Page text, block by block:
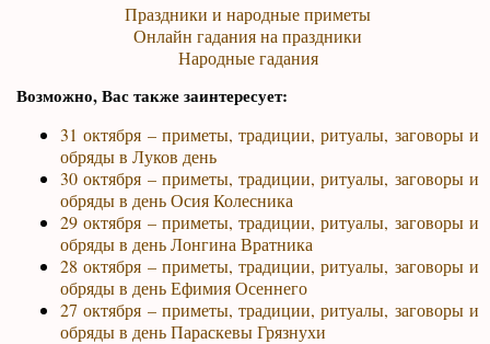
Праздники и народные приметы
Онлайн гадания на праздники
Народные гадания
Возможно, Вас также заинтересует:
31 октября – приметы, традиции, ритуалы, заговоры и
обряды в Луков день
30 октября – приметы, традиции, ритуалы, заговоры и
обряды в день Осия Колесника
29 октября – приметы, традиции, ритуалы, заговоры и
обряды в день Лонгина Вратника
28 октября – приметы, традиции, ритуалы, заговоры и
обряды в день Ефимия Осеннего
27 октября – приметы, традиции, ритуалы, заговоры и
обряды в день Параскевы Грязнухи